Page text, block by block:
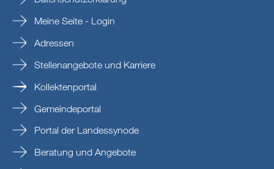
Meine Seite - Login
Adressen
Stellenangebote und Karriere
Kollektenportal
Gemeindeportal
Portal der Landessynode
Beratung und Angebote